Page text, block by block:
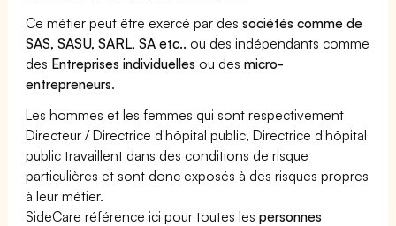
Ce métier peut être exercé par dessociétés comme de
SAS, SASU, SARL, SA etc.. ou des indépendants comme
des Entreprises individuelles ou desmicro-
entrepreneurs.
Les hommes et les femmes qui sont respectivement
Directeur / Directrice d'hôpital public, Directrice d'hôpital
public travaillent dans des conditions de risque
particulières et sont donc exposés à des risques propres
à leur métier.
SideCare référence ici pour toutes lespersonnes